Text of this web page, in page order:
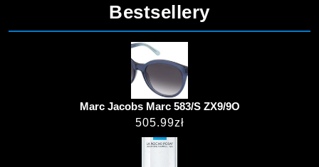
Bestsellery
Marc Jacobs Marc 583/S ZX9/9O
505.99zł